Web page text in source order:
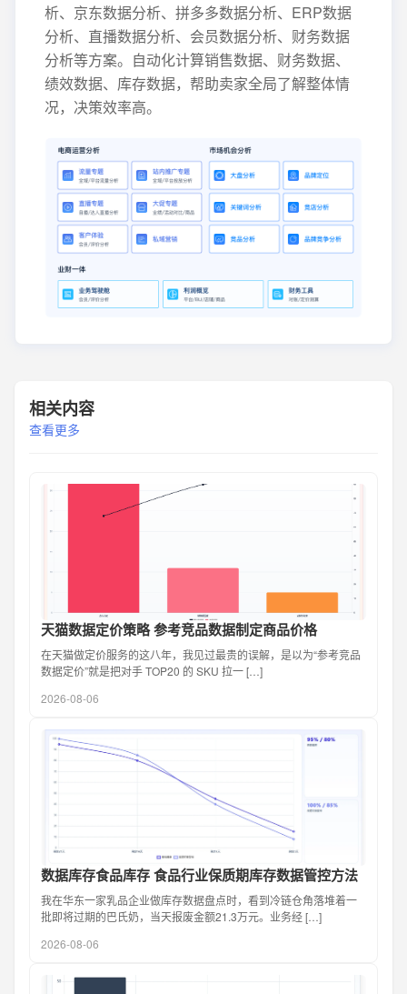
析、京东数据分析、拼多多数据分析、ERP数据
分析、直播数据分析、会员数据分析、财务数据
分析等方案。自动化计算销售数据、财务数据、
绩效数据、库存数据，帮助卖家全局了解整体情
况，决策效率高。
相关内容
查看更多
天猫数据定价策略 参考竞品数据制定商品价格
在天猫做定价服务的这八年，我见过最贵的误解，是以为“参考竞品
数据定价”就是把对手 TOP20 的 SKU 拉一 […]
2026-08-06
数据库存食品库存 食品行业保质期库存数据管控方法
我在华东一家乳品企业做库存数据盘点时，看到冷链仓角落堆着一
批即将过期的巴氏奶，当天报废金额21.3万元。业务经 […]
2026-08-06